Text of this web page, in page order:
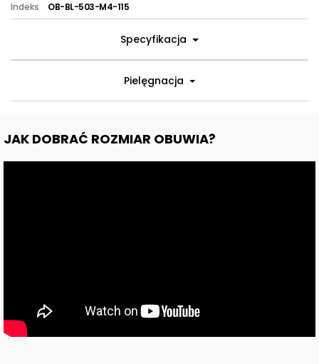
Indeks OB-BL-503-M4-115
Specyfikacja
Pielęgnacja
JAK DOBRAĆ ROZMIAR OBUWIA?